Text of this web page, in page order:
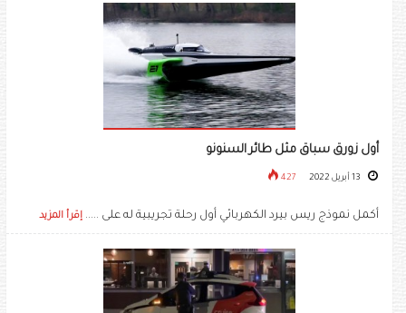
أول زورق سباق مثل طائر السنونو
427
أكمل نموذج ريس بيرد الكهربائي أول رحلة تجريبية له على ..... إقرأ المزيد